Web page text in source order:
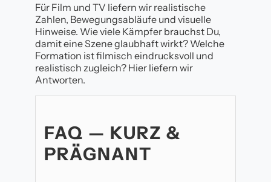
Für Film und TV liefern wir realistische
Zahlen, Bewegungsabläufe und visuelle
Hinweise. Wie viele Kämpfer brauchst Du,
damit eine Szene glaubhaft wirkt? Welche
Formation ist filmisch eindrucksvoll und
realistisch zugleich? Hier liefern wir
Antworten.
FAQ — KURZ &
PRÄGNANT